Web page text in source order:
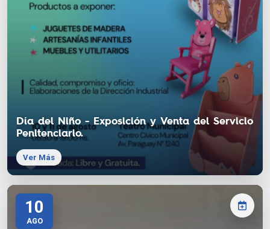
Día del Niño - Exposición y Venta del Servicio
Penitenciario.
Ver Más
10
AGO